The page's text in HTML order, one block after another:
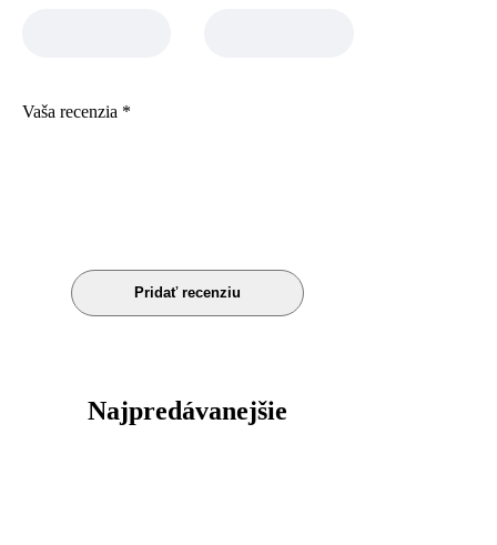
Vaša recenzia *
Najpredávanejšie